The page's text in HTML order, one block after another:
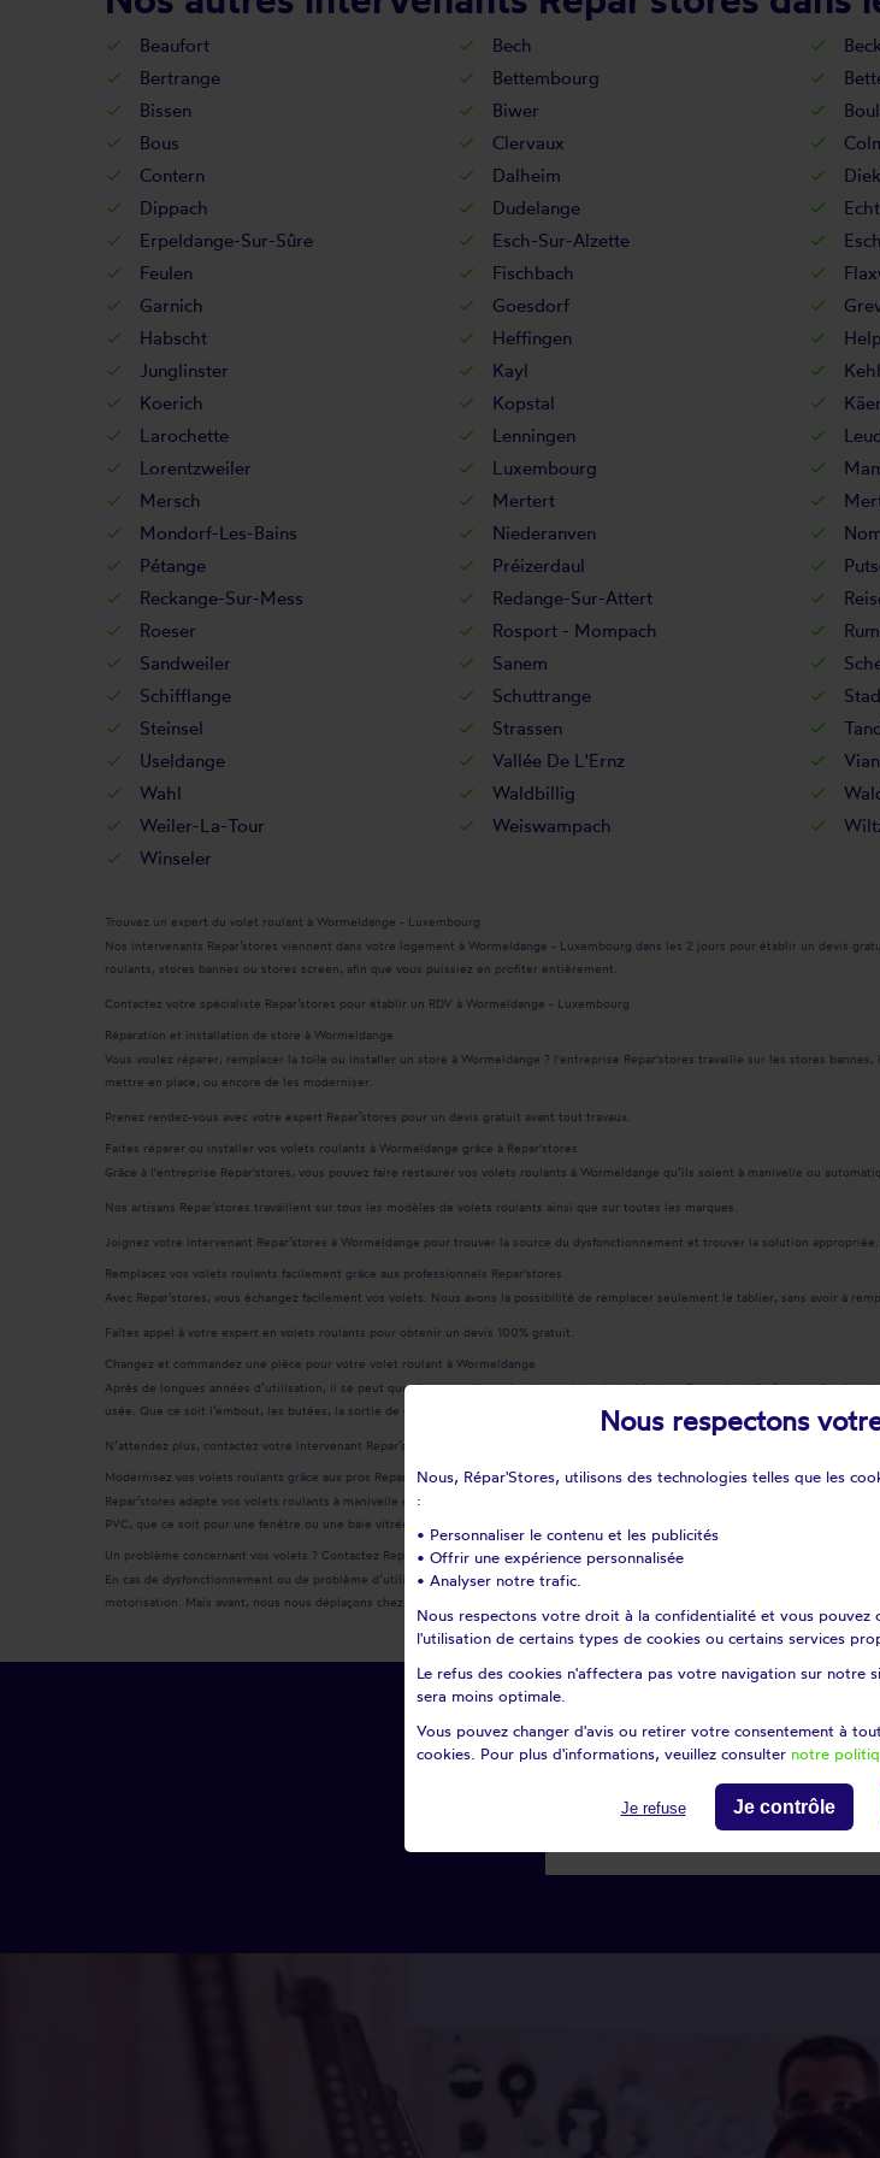
Beaufort Bech
Bertrange
Bettembourg
Bissen
Biwer
Bous
Clervaux
Contern
Dalheim
Dippach
Dudelange
Erpeldange-Sur-Sûre
Esch-Sur-Alzette
Feulen
Fischbach
Garnich
Goesdorf
Habscht
Heffingen
Junglinster
Kayl
Koerich
Kopstal
Larochette
Lenningen
Lorentzweiler
Luxembourg
Mersch
Mertert
Mondorf-Les-Bains
Niederanven
Pétange
Préizerdaul
Reckange-Sur-Mess
Redange-Sur-Attert
Roeser
Rosport - Mompach
Sandweiler
Sanem
Schifflange
Schuttrange
Steinsel
Strassen
Useldange
Vallée De L'Ernz
Wahl
Waldbillig
Weiler-La-Tour
Weiswampach
Winseler
Trouvez un expert du volet roulant à Wormeldange - Luxembourg
Nos intervenants Repar’stores viennent dans votre logement à Wormeldange - Luxembourg dans les 2 jours pour établir un devis
roulants, stores bannes ou stores screen, afin que vous puissiez en profiter entièrement.
Contactez votre spécialiste Repar’stores pour établir un RDV à Wormeldange - Luxembourg.
Réparation et installation de store à Wormeldange
Vous voulez réparer, remplacer la toile ou installer un store à Wormeldange ? l'entreprise Repar'stores travaille sur les stores
mettre en place, ou encore de les moderniser.
Prenez rendez-vous avec votre expert Repar’stores pour un devis gratuit avant tout travaux.
Faites réparer ou installer vos volets roulants à Wormeldange grâce à Repar'stores
Grâce à l'entreprise Repar'stores, vous pouvez faire restaurer vos volets roulants à Wormeldange qu’ils soient à manivelle ou
Nos artisans Repar’stores travaillent sur tous les modèles de volets roulants ainsi que sur toutes les marques.
Joignez votre intervenant Repar’stores à Wormeldange pour trouver la source du dysfonctionnement et trouver la solution
Remplacez vos volets roulants facilement grâce aux professionnels Repar'stores
Avec Repar’stores, vous échangez facilement vos volets. Nous avons la possibilité de remplacer seulement le tablier, sans avoir à
Faîtes appel à votre expert en volets roulants pour obtenir un devis 100% gratuit.
Changez et commandez une pièce pour votre volet roulant à Wormeldange
Après de longues années d’utilisation, il se peut que diverses pièces de votre volet soient abimées. Cependant, il n’est pas
usée. Que ce soit l’embout, les butées, la sortie de caisson, les coulisses, ou encore les verrous de sécurité, nous sommes en
N’attendez plus, contactez votre intervenant Repar’stores à Wormeldange - Luxembourg pour recevoir un devis sans frais dans les 48h.
Modernisez vos volets roulants grâce aux pros Repar'stores à Wormeldange
Repar’stores adapte vos volets roulants à manivelle en volets roulants électriques avec interrupteurs de commande.
PVC, que ce soit pour une fenêtre ou une baie vitrée, nos experts interviennent pour toute installation ou échange de moteur
Un problème concernant vos volets ? Contactez Repar’stores à Wormeldange!
En cas de dysfonctionnement ou de problème d’utilisation avec vos volets, ne tardez pas, et contactez dès à présent nos
motorisation. Mais avant, nous nous déplaçons chez vous pour établir un devis offert garanti en moins de 48h.
Modifier ma
Nous respectons
Nous, Répar'Stores, utilisons des technologies telles que les
:
• Personnaliser le contenu et les publicités
• Offrir une expérience personnalisée
• Analyser notre trafic.
Nous respectons votre droit à la confidentialité et vous pouvez
l'utilisation de certains types de cookies ou certains services
Le refus des cookies n'affectera pas votre navigation sur notre
sera moins optimale.
Vous pouvez changer d'avis ou retirer votre consentement à
cookies. Pour plus d'informations, veuillez consulter notre
Je refuse Je contrôle